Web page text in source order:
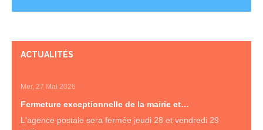
ACTUALITÉS
Mer, 27 Mai 2026
Fermeture exceptionnelle de la mairie et…
L'agence postale sera fermée jeudi 28 et vendredi 29